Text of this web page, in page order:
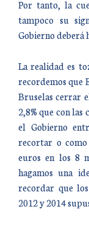
Por tanto, la
tampoco su
Gobierno deberá
La realidad es
recordemos que
Bruselas cerrar
2,8% que con las
el Gobierno
recortar o
euros en los 8
hagamos una
recordar que
2012 y 2014